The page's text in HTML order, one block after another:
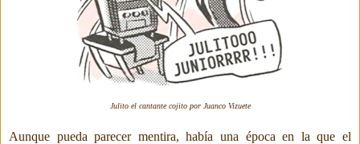
Julito el cantante cojito por Juanco Vizuete
Aunque pueda parecer mentira, había una época en la que el